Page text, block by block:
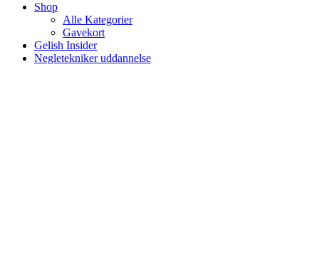
Shop
Alle Kategorier
Gavekort
Gelish Insider
Negletekniker uddannelse